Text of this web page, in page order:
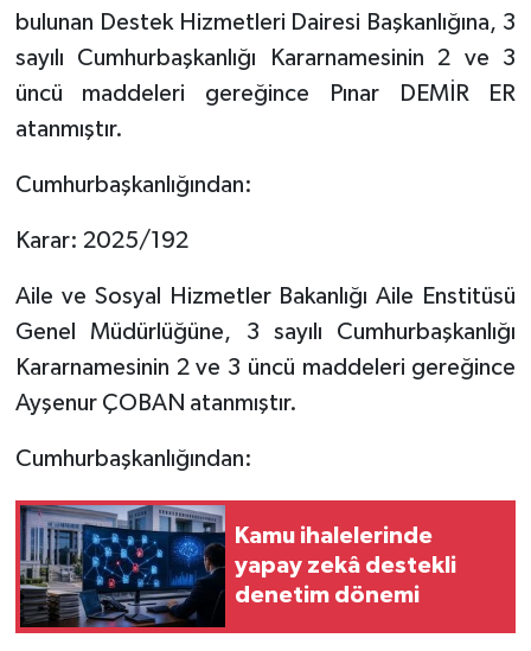
bulunan Destek Hizmetleri Dairesi Başkanlığına, 3
sayılı Cumhurbaşkanlığı Kararnamesinin 2 ve 3
üncü maddeleri gereğince Pınar DEMİR ER
atanmıştır.
Cumhurbaşkanlığından:
Karar: 2025/192
Aile ve Sosyal Hizmetler Bakanlığı Aile Enstitüsü
Genel Müdürlüğüne, 3 sayılı Cumhurbaşkanlığı
Kararnamesinin 2 ve 3 üncü maddeleri gereğince
Ayşenur ÇOBAN atanmıştır.
Cumhurbaşkanlığından:
Kamu ihalelerinde
yapay zekâ destekli
denetim dönemi